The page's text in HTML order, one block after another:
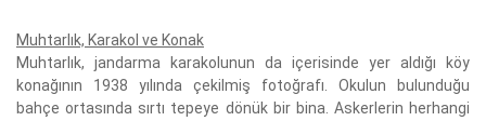
Muhtarlık, Karakol ve Konak
Muhtarlık, jandarma karakolunun da içerisinde yer aldığı köy
konağının 1938 yılında çekilmiş fotoğrafı. Okulun bulunduğu
bahçe ortasında sırtı tepeye dönük bir bina. Askerlerin herhangi